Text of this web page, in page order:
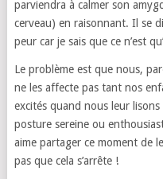
parviendra à calmer son
cerveau) en raisonnant. Il se
peur car je sais que ce n’est
Le problème est que nous,
ne les affecte pas tant nos
excités quand nous leur
posture sereine ou
aime partager ce moment de
pas que cela s’arrête !